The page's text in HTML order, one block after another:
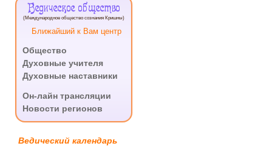
Ведическое общество
(Международное общество сознания Кришны)
Ближайший к Вам центр
Общество
Духовные учителя
Духовные наставники
Он-лайн трансляции
Новости регионов
Ведический календарь